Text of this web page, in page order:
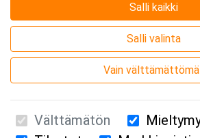
Järjestäjä
Salli kaikki
Salli valinta
Vain
Välttämätön